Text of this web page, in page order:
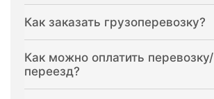
Как заказать грузоперевозку?
Как можно оплатить перевозку/
переезд?